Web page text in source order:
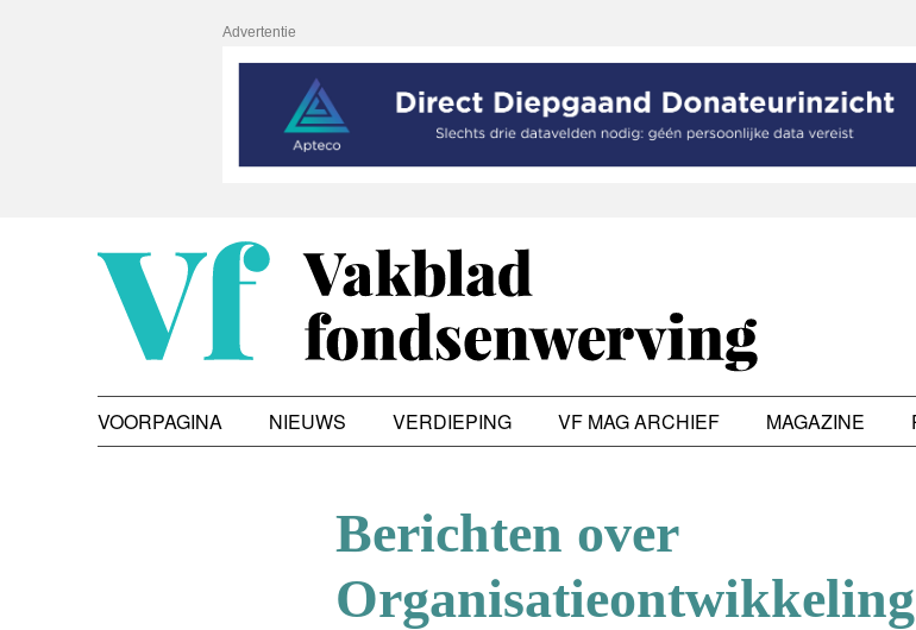
Advertentie
VOORPAGINA NIEUWS VERDIEPING VF MAG ARCHIEF MAGAZINE
Berichten over
Organisatieontwikkeling